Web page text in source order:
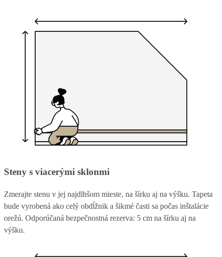
Steny s viacerými sklonmi
Zmerajte stenu v jej najdlhšom mieste, na šírku aj na výšku. Tapeta
bude vyrobená ako celý obdĺžnik a šikmé časti sa počas inštalácie
orežú. Odporúčaná bezpečnostná rezerva: 5 cm na šírku aj na
výšku.